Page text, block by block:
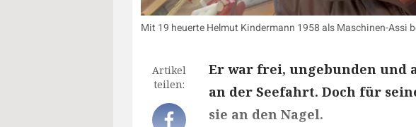
Mit 19 heuerte Helmut Kindermann 1958 als Maschinen-Assi
Artikel
teilen:
Er war frei, ungebunden und
an der Seefahrt. Doch für
sie an den Nagel.